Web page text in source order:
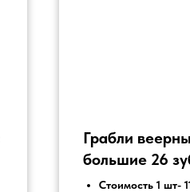
Грабли
большие 26
сборе
Стоимость 1 шт-